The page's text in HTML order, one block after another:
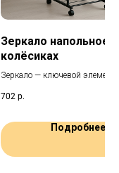
Зеркало напольное
колёсиках
Зеркало — ключевой элемент
особенно важно иметь
702 р.
Подробнее